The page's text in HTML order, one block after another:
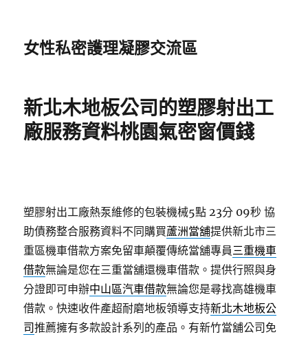
女性私密護理凝膠交流區
新北木地板公司的塑膠射出工
廠服務資料桃園氣密窗價錢
塑膠射出工廠熱泵維修的包裝機械5點 23分 09秒 協
助債務整合服務資料不同購買蘆洲當舖提供新北市三
重區機車借款方案免留車顛覆傳統當舖專員三重機車
借款無論是您在三重當舖還機車借款。提供行照與身
分證即可申辦中山區汽車借款無論您是尋找高雄機車
借款。快速收件產超耐磨地板領導支持新北木地板公
司推薦擁有多款設計系列的產品。有新竹當舖公司免